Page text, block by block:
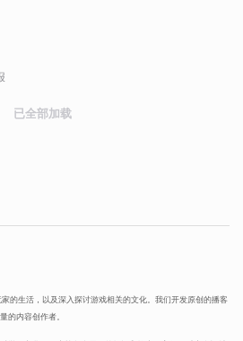
已全部加载
的生活，以及深入探讨游戏相关的文化。我们开发原创的播客
的内容创作者。